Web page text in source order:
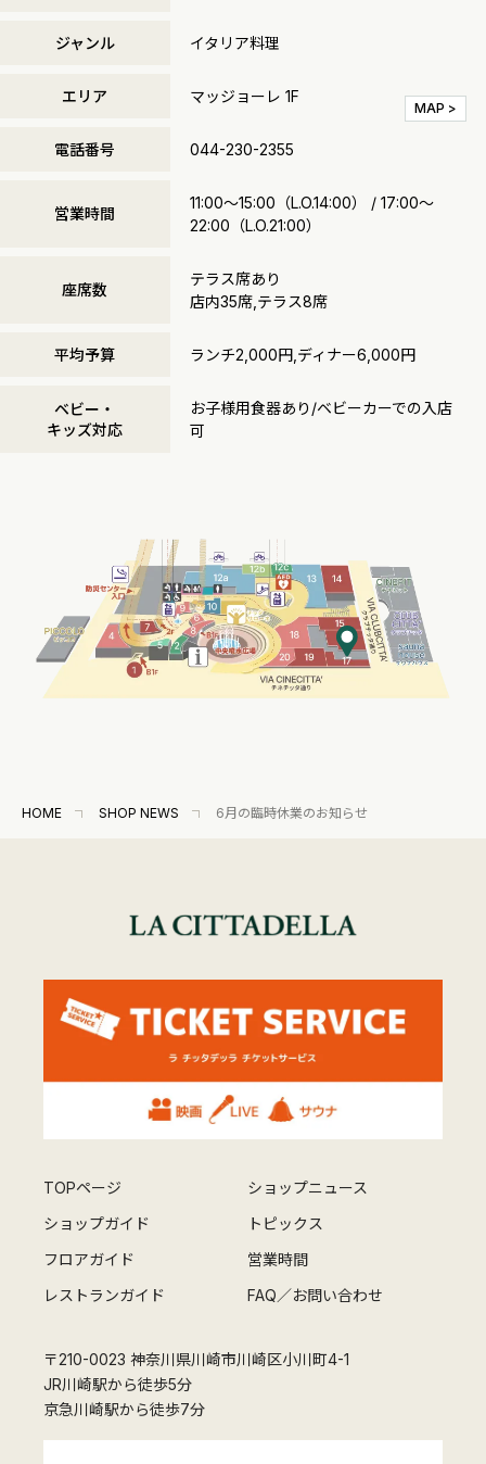
ジャンル イタリア料理
エリア マッジョーレ 1F
MAP >
電話番号 044-230-2355
営業時間
11:00～15:00（L.O.14:00） / 17:00～
22:00（L.O.21:00）
座席数
テラス席あり
店内35席,テラス8席
平均予算 ランチ2,000円,ディナー6,000円
ベビー・
キッズ対応
お子様用食器あり/ベビーカーでの入店
可
HOME SHOP NEWS 6月の臨時休業のお知らせ
TOPページ
ショップニュース
ショップガイド
トピックス
フロアガイド
営業時間
レストランガイド
FAQ／お問い合わせ
〒210-0023 神奈川県川崎市川崎区小川町4-1
JR川崎駅から徒歩5分
京急川崎駅から徒歩7分